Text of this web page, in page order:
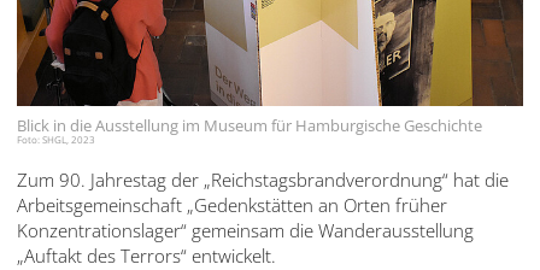
Blick in die Ausstellung im Museum für Hamburgische Geschichte
Foto: SHGL, 2023
Zum 90. Jahrestag der „Reichstagsbrandverordnung“ hat die
Arbeitsgemeinschaft „Gedenkstätten an Orten früher
Konzentrationslager“ gemeinsam die Wanderausstellung
„Auftakt des Terrors“ entwickelt.